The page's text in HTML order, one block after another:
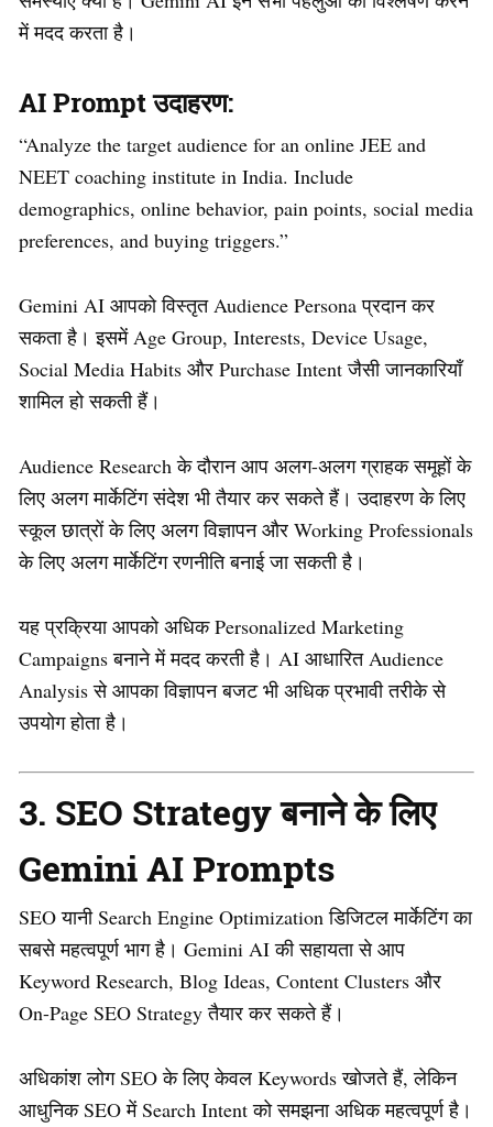
में मदद करता है।
AI Prompt उदाहरण:
“Analyze the target audience for an online JEE and
NEET coaching institute in India. Include
demographics, online behavior, pain points, social media
preferences, and buying triggers.”
Gemini AI आपको विस्तृत Audience Persona प्रदान कर
सकता है। इसमें Age Group, Interests, Device Usage,
Social Media Habits और Purchase Intent जैसी जानकारियाँ
शामिल हो सकती हैं।
Audience Research के दौरान आप अलग-अलग ग्राहक समूहों के
लिए अलग मार्केटिंग संदेश भी तैयार कर सकते हैं। उदाहरण के लिए
स्कूल छात्रों के लिए अलग विज्ञापन और Working Professionals
के लिए अलग मार्केटिंग रणनीति बनाई जा सकती है।
यह प्रक्रिया आपको अधिक Personalized Marketing
Campaigns बनाने में मदद करती है। AI आधारित Audience
Analysis से आपका विज्ञापन बजट भी अधिक प्रभावी तरीके से
उपयोग होता है।
3. SEO Strategy बनाने के लिए
Gemini AI Prompts
SEO यानी Search Engine Optimization डिजिटल मार्केटिंग का
सबसे महत्वपूर्ण भाग है। Gemini AI की सहायता से आप
Keyword Research, Blog Ideas, Content Clusters और
On-Page SEO Strategy तैयार कर सकते हैं।
अधिकांश लोग SEO के लिए केवल Keywords खोजते हैं, लेकिन
आधुनिक SEO में Search Intent को समझना अधिक महत्वपूर्ण है।